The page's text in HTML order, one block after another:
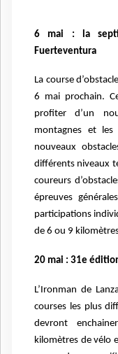
6 mai : la
Fuerteventura
La course
6 mai prochain.
profiter d’un
montagnes et
nouveaux
différents niveaux
coureurs
épreuves
participations
de 6 ou 9
20 mai : 31e
L’Ironman de
courses les plus
devront
kilomètres de vélo